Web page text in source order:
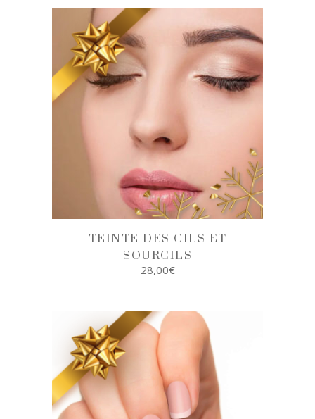
TEINTE DES CILS ET
SOURCILS
28,00€
AJOUTER AU
PANIER